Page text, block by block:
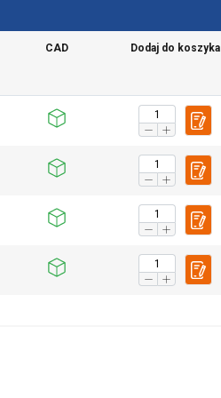
CAD Dodaj do koszyka
POLISH
ENGLISH TRANSLATION
Udostępniamy
i